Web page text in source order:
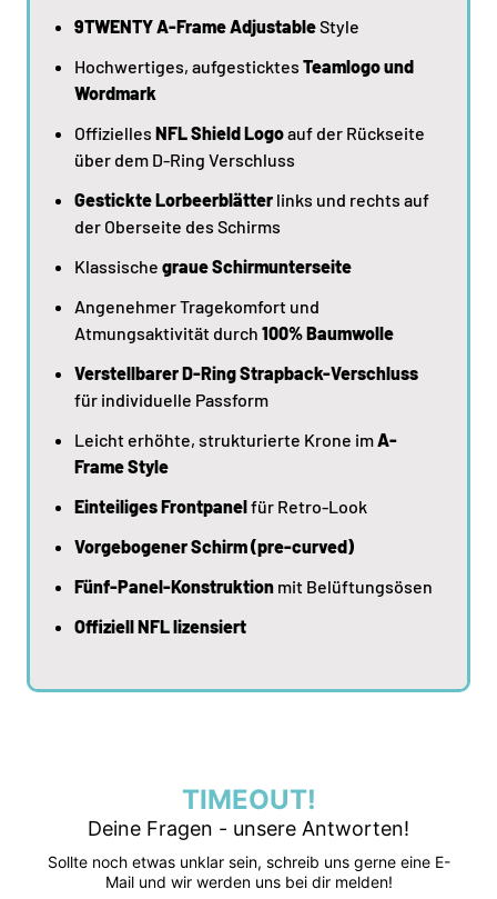
9TWENTY A-Frame AdjustableStyle
Hochwertiges, aufgesticktes Teamlogo und
Wordmark
Offizielles NFL Shield Logoauf der Rückseite
über dem D-Ring Verschluss
Gestickte Lorbeerblätter links und rechts auf
der Oberseite des Schirms
Klassische graue Schirmunterseite
Angenehmer Tragekomfort und
Atmungsaktivität durch 100% Baumwolle
Verstellbarer D-Ring Strapback-Verschluss
für individuelle Passform
Leicht erhöhte, strukturierte Krone imA-
Frame Style
Einteiliges Frontpanelfür Retro-Look
Vorgebogener Schirm (pre-curved)
Fünf-Panel-Konstruktion mit Belüftungsösen
Offiziell NFL lizensiert
TIMEOUT!
Deine Fragen - unsere Antworten!
Sollte noch etwas unklar sein, schreib uns gerne eine E-
Mail und wir werden uns bei dir melden!